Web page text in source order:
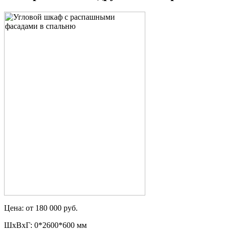
Цена: от 180 000 руб.
ШxВxГ: 0*2600*600 мм